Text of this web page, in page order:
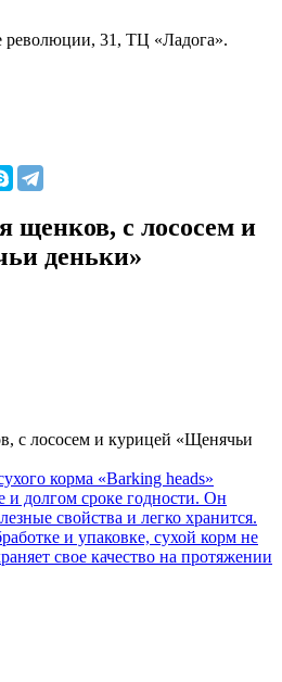
революции, 31, ТЦ «Ладога».
щенков, с лососем и
деньки»
с лососем и курицей «Щенячьи